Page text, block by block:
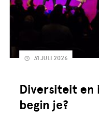
Diversiteit en
begin je?
31 JULI 2026